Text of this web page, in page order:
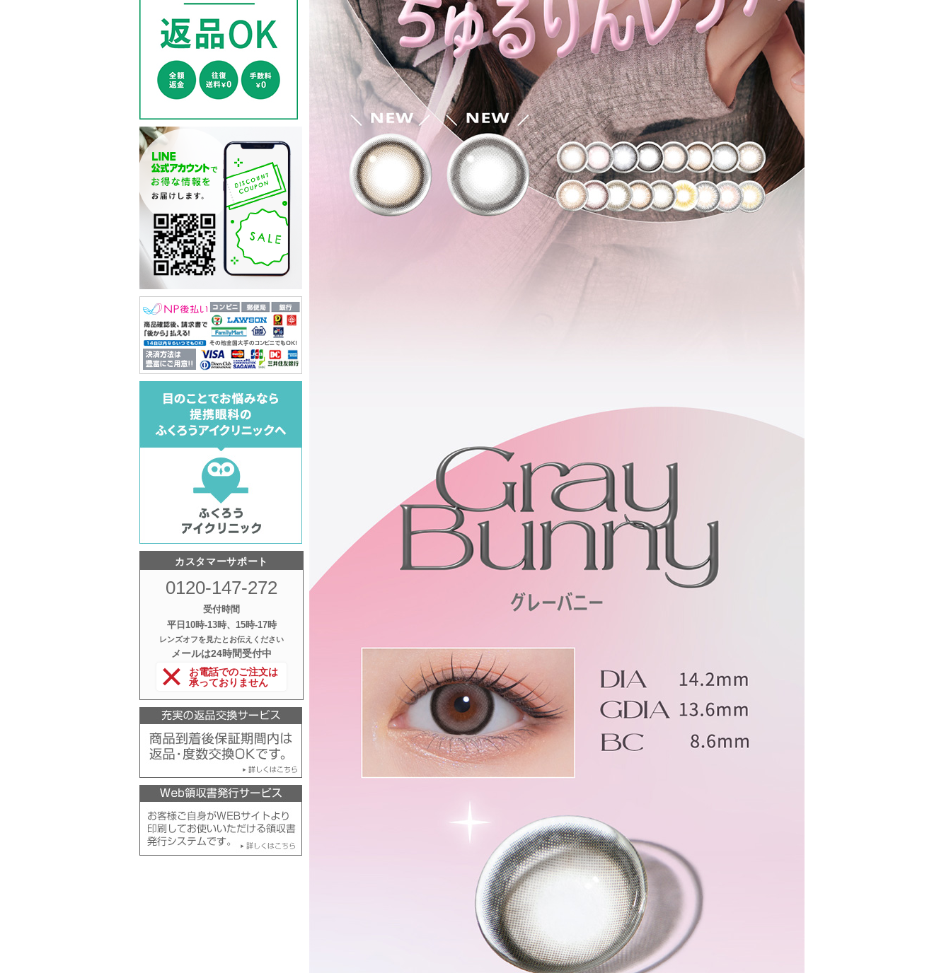
カスタマーサポート
0120-147-272
受付時間
平日10時‐13時、15時‐17時
レンズオフを見たとお伝えください
メールは24時間受付中
お電話でのご注文は
承っておりません